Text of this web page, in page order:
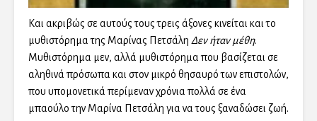
Και ακριβώς σε αυτούς τους τρεις άξονες κινείται και το
μυθιστόρημα της Μαρίνας Πετσάλη Δεν ήταν μέθη.
Μυθιστόρημα μεν, αλλά μυθιστόρημα που βασίζεται σε
αληθινά πρόσωπα και στον μικρό θησαυρό των επιστολών,
που υπομονετικά περίμεναν χρόνια πολλά σε ένα
μπαούλο την Μαρίνα Πετσάλη για να τους ξαναδώσει ζωή.